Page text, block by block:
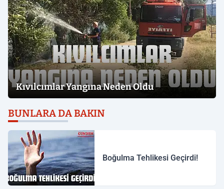
Kıvılcımlar Yangına Neden Oldu
BUNLARA DA BAKIN
Boğulma Tehlikesi Geçirdi!